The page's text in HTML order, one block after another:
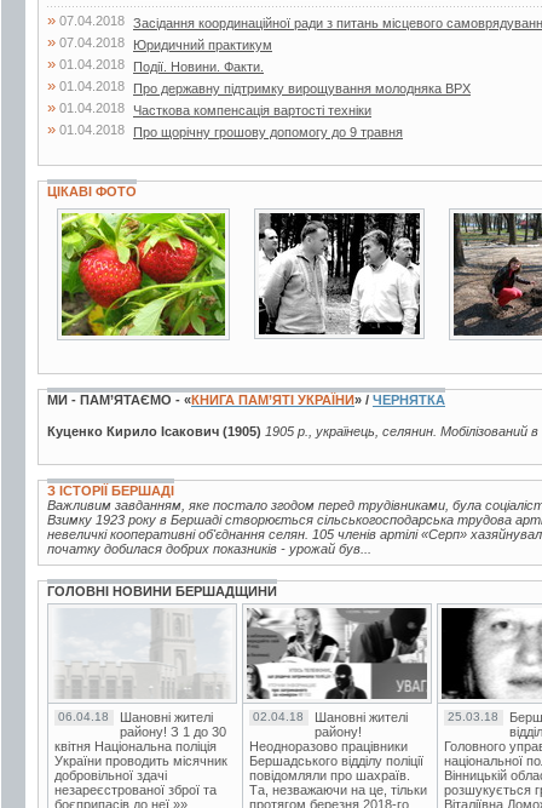
» 07.04.2018 Засідання координаційної ради з питань місцевого
» 07.04.2018 Юридичний практикум
» 01.04.2018 Події. Новини. Факти.
» 01.04.2018 Про державну підтримку вирощування молодняка ВРХ
» 01.04.2018 Часткова компенсація вартості техніки
» 01.04.2018 Про щорічну грошову допомогу до 9 травня
ЦІКАВІ ФОТО
7 фото 6 фото 9 фото
МИ - ПАМ’ЯТАЄМО - «КНИГА ПАМ’ЯТІ УКРАЇНИ» / ЧЕРНЯТКА
Куценко Кирило Ісакович (1905) 1905 р., українець, селянин. Мобілізований
З ІСТОРІЇ БЕРШАДІ
Важливим завданням, яке постало згодом перед трудівниками, була
Взимку 1923 року в Бершаді створюється сільськогосподарська трудова
невеличкі кооперативні об'єднання селян. 105 членів артілі «Серп»
початку добилася добрих показників - урожай був...
ГОЛОВНІ НОВИНИ БЕРШАДЩИНИ
06.04.18
Шановні жителі
району! З 1 до 30
квітня Національна поліція
України проводить місячник
добровільної здачі
незареєстрованої зброї та
боєприпасів до неї.»»
02.04.18
Шановні жителі
району!
Неодноразово працівники
Бершадського відділу поліції
повідомляли про шахраїв.
Та, незважаючи на це, тільки
протягом березня 2018-го
25.03.18
Головного
національної
Вінницькій
розшукується
Віталіївна